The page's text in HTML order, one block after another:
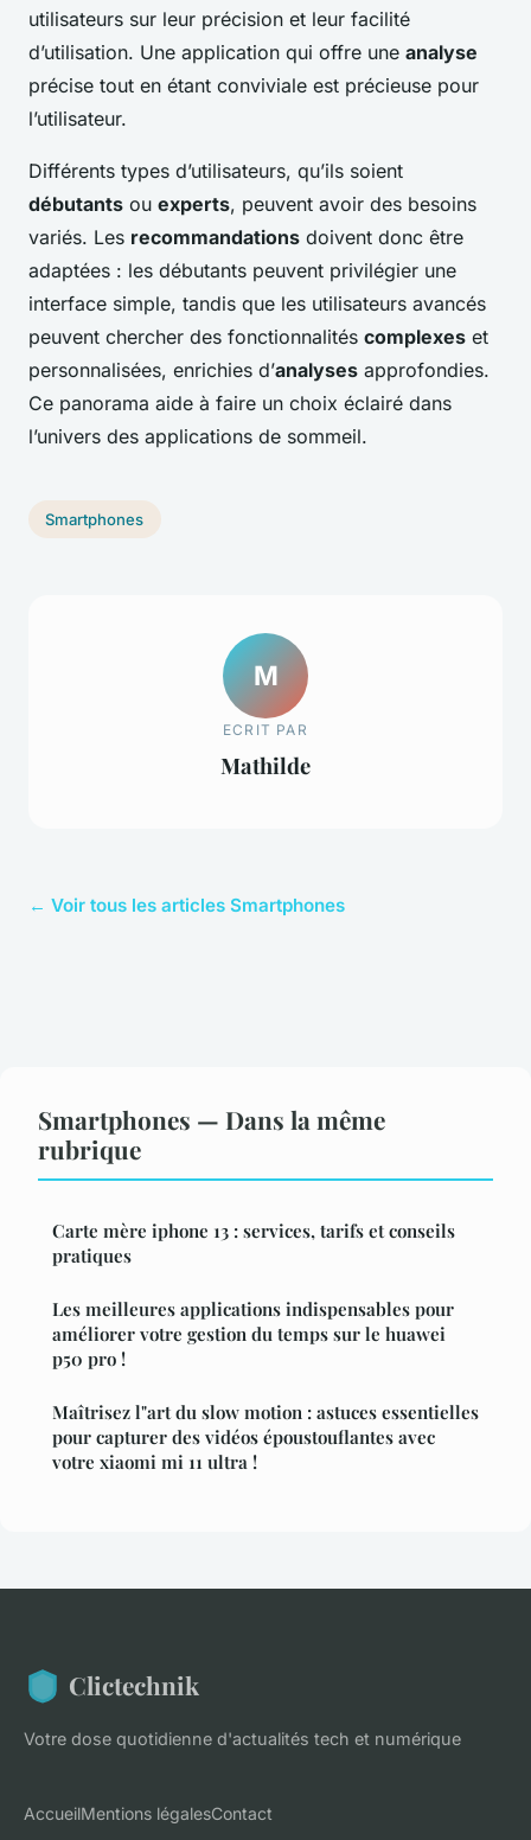
utilisateurs sur leur précision et leur facilité
d’utilisation. Une application qui offre une analyse
précise tout en étant conviviale est précieuse pour
l’utilisateur.
Différents types d’utilisateurs, qu’ils soient
débutants ou experts, peuvent avoir des besoins
variés. Les recommandations doivent donc être
adaptées : les débutants peuvent privilégier une
interface simple, tandis que les utilisateurs avancés
peuvent chercher des fonctionnalités complexes et
personnalisées, enrichies d’analyses approfondies.
Ce panorama aide à faire un choix éclairé dans
l’univers des applications de sommeil.
Smartphones
M
ECRIT PAR
Mathilde
← Voir tous les articles Smartphones
Smartphones — Dans la même
rubrique
Carte mère iphone 13 : services, tarifs et conseils
pratiques
Les meilleures applications indispensables pour
améliorer votre gestion du temps sur le huawei
p50 pro !
Maîtrisez l"art du slow motion : astuces essentielles
pour capturer des vidéos époustouflantes avec
votre xiaomi mi 11 ultra !
Clictechnik
Votre dose quotidienne d'actualités tech et numérique
AccueilMentions légalesContact